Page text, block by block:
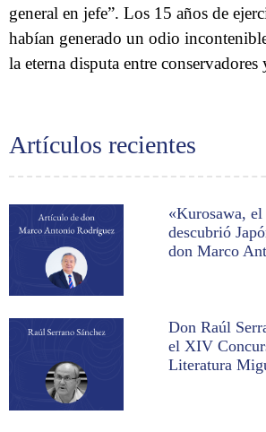
Artículos recientes
«Kurosawa, el
descubrió
don Marco
Don Raúl
el XIV
Literatura
general en jefe”. Los 15 años de
habían generado un odio
la eterna disputa entre conservadores